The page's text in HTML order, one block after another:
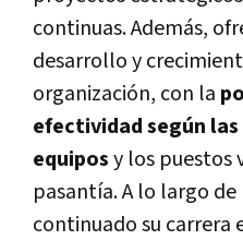
continuas. Además,
desarrollo y
organización, con la
efectividadsegún
equiposy los puestos
pasantía. A lo largo
continuado su carrera